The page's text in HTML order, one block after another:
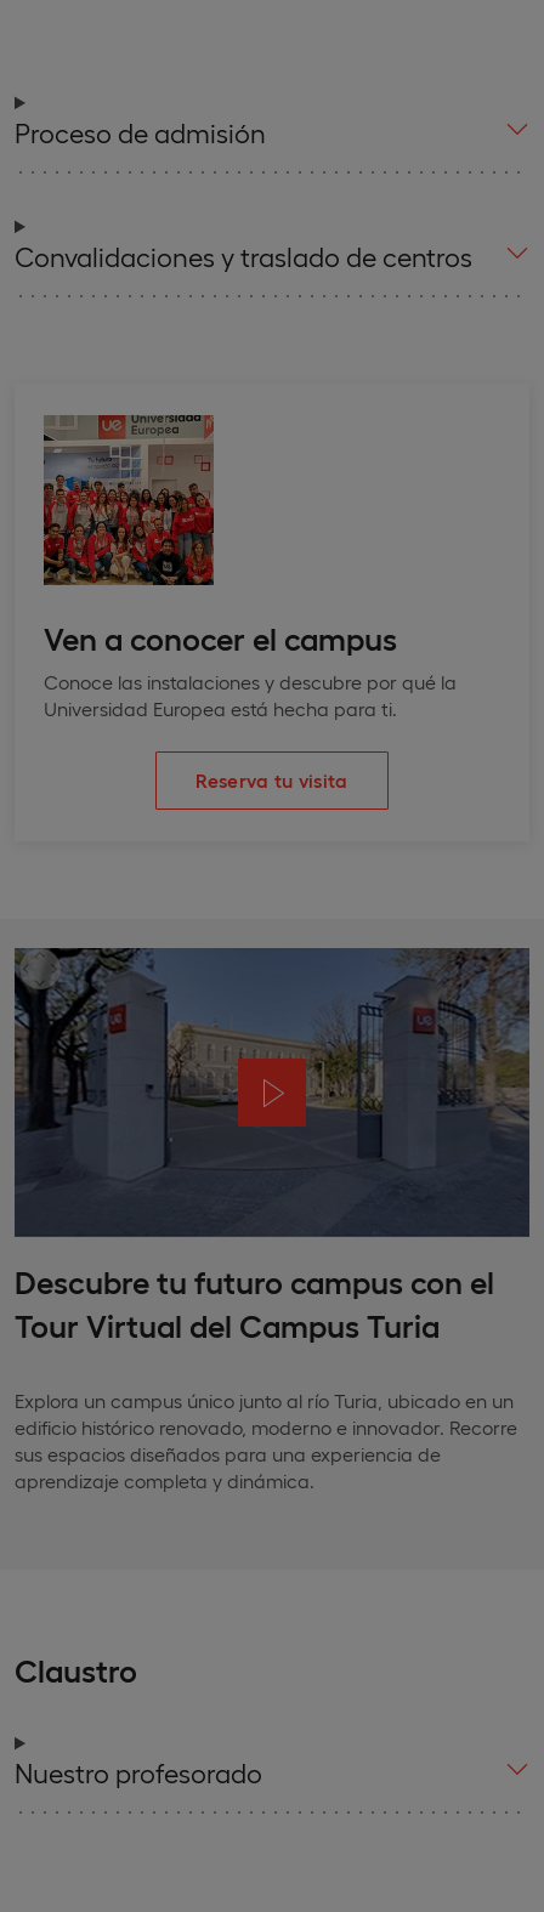
Proceso de admisión
Convalidaciones y traslado de centros
Ven a conocer el campus
Conoce las instalaciones y descubre por qué la
Universidad Europea está hecha para ti.
Reserva tu visita
Descubre tu futuro campus con el
Tour Virtual del Campus Turia
Explora un campus único junto al río Turia, ubicado en un
edificio histórico renovado, moderno e innovador. Recorre
sus espacios diseñados para una experiencia de
aprendizaje completa y dinámica.
Claustro
Nuestro profesorado